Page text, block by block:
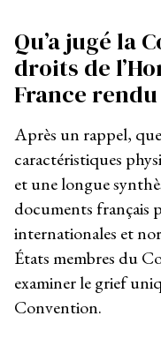
Qu’a jugé la
droits de
France rendu
Après un rappel,
caractéristiques
et une longue
documents français
internationales et
États membres du
examiner le grief
Convention.